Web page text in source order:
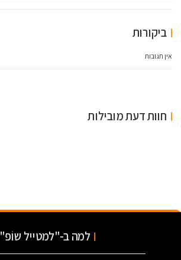
ביקורות
אין תגובות
חוות דעת מובילות
למה ב-"למטייל שוֹפ"